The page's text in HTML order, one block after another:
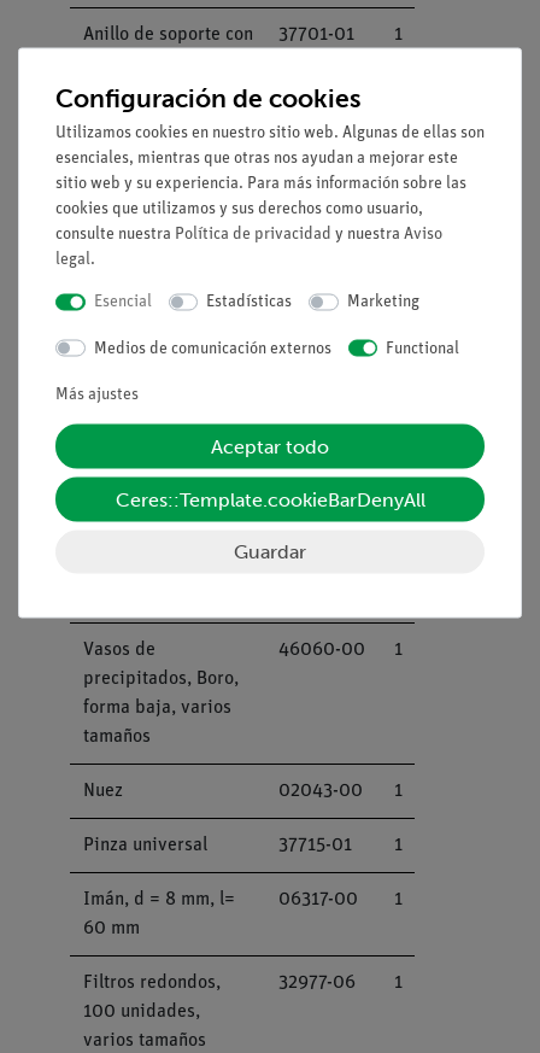
Anillo de soporte con
mm
37701-01 1
Botella de lavado,
plástica, 250 ml
33930-00 1
SOPORTE DE
MADERA PARA 6
37685-11 1
Marcador de
negro, resistente al
agua
38711-00 1
Arena de cuarzo,
gruesa, 1000 g
CHE-
881318041
1
Vasos de
precipitados, Boro,
forma baja, varios
tamaños
46060-00 1
Nuez 02043-00 1
Pinza universal 37715-01 1
Imán, d = 8 mm, l=
60 mm
06317-00 1
Filtros redondos,
100 unidades,
varios tamaños
32977-06 1
Configuración de cookies
Utilizamos cookies en nuestro sitio web. Algunas de ellas son
esenciales, mientras que otras nos ayudan a mejorar este
sitio web y su experiencia. Para más información sobre las
cookies que utilizamos y sus derechos como usuario,
consulte nuestra Política de privacidad y nuestra Aviso
legal.
Esencial Estadísticas Marketing
Medios de comunicación externos Functional
Más ajustes
Aceptar todo
Ceres::Template.cookieBarDenyAll
Guardar